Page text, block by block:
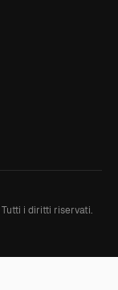
Tutti i diritti riservati.